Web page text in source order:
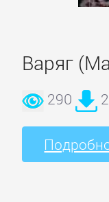
Варяг
290